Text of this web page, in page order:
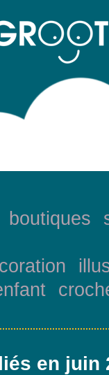
boutiques
en juin